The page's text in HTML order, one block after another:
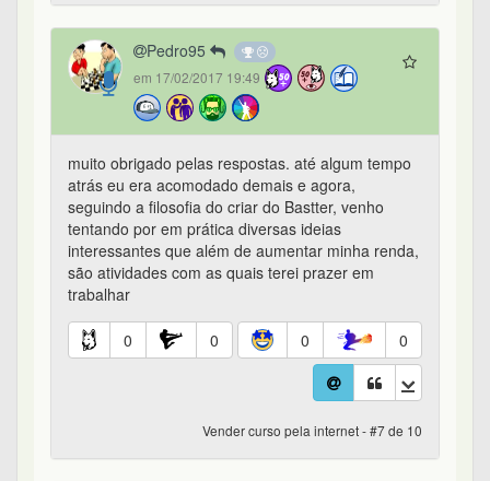
Pedro95
em 17/02/2017 19:49
muito obrigado pelas respostas. até algum tempo
atrás eu era acomodado demais e agora,
seguindo a filosofia do criar do Bastter, venho
tentando por em prática diversas ideias
interessantes que além de aumentar minha renda,
são atividades com as quais terei prazer em
trabalhar
0 0 0 0
Vender curso pela internet - #7 de 10